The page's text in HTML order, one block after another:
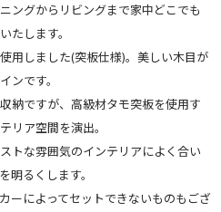
ングからリビングまで家中どこでも
たします。
用しました(突板仕様)。美しい木目が
ンです。
納ですが、高級材タモ突板を使用す
リア空間を演出。
トな雰囲気のインテリアによく合い
明るくします。
ーによってセットできないものもござ